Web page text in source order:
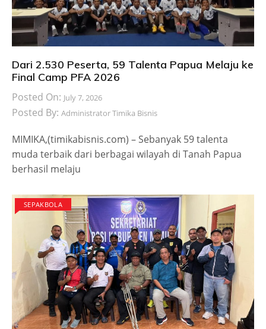
Dari 2.530 Peserta, 59 Talenta Papua Melaju ke
Final Camp PFA 2026
Posted On: July 7, 2026
Posted By: Administrator Timika Bisnis
MIMIKA,(timikabisnis.com) – Sebanyak 59 talenta
muda terbaik dari berbagai wilayah di Tanah Papua
berhasil melaju
SEPAKBOLA